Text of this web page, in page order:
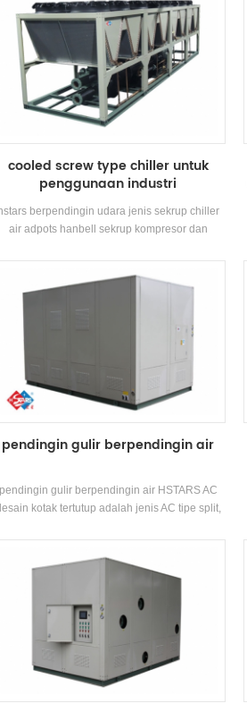
cooled screw type chiller untuk
penggunaan industri
hstars berpendingin udara jenis sekrup chiller
air adpots hanbell sekrup kompresor dan
penggunaan inustry. kualitas tinggi dengan
pengoperasian yang mudah.
pendingin gulir berpendingin air
pendingin gulir berpendingin air HSTARS AC
kotak tertutup adalah jenis AC tipe split,
Kabinet AC memiliki keunggulan daya
dan angin kencang daya. Unit ini memiliki
8 spesifikasi standar dan inlet air pendingin
suhu. Rentang 21-35 °C. Merek: HSTARS
pendinginKapasitas Kisaran: 25.7kw ~ 147.7kw
Aplikasi: Pabrik, restoran, pusat perbelanjaan,
kantor dan AC lainnya sistem.